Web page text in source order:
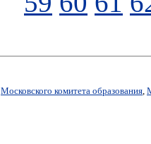
Московского комитета образования,